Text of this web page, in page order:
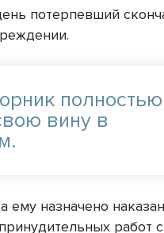
потерпевший
полностью
вину в
ему назначено
работ с